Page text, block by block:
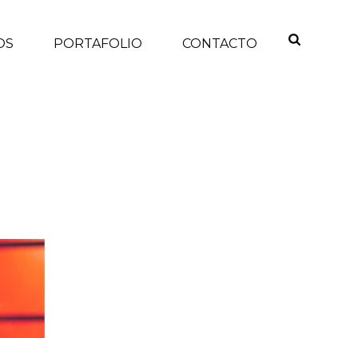
PORTAFOLIO CONTACTO